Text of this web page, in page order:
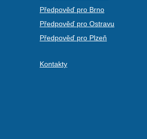
Předpověď pro Brno
Předpověď pro Ostravu
Předpověď pro Plzeň
Kontakty